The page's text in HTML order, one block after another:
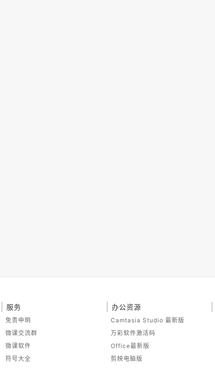
服务
免责申明
微课交流群
微课软件
符号大全
办公资源
Camtasia Studio 最新版
万彩软件激活码
Office最新版
剪映电脑版